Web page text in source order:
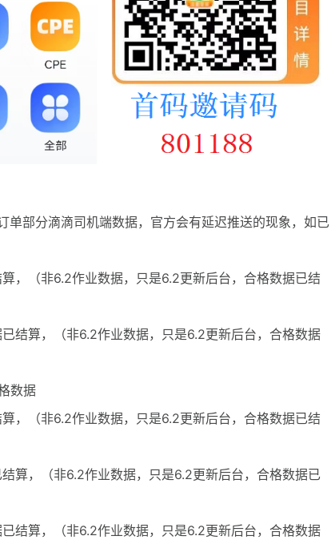
部分滴滴司机端数据，官方会有延迟推送的现象，如已
，（非6.2作业数据，只是6.2更新后台，合格数据已结
结算，（非6.2作业数据，只是6.2更新后台，合格数据
数据
，（非6.2作业数据，只是6.2更新后台，合格数据已结
算，（非6.2作业数据，只是6.2更新后台，合格数据已
结算，（非6.2作业数据，只是6.2更新后台，合格数据